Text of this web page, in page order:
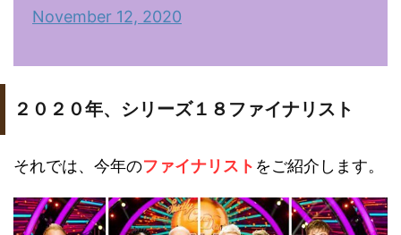
November 12, 2020
２０２０年、シリーズ１８ファイナリスト
それでは、今年のファイナリスト をご紹介します。